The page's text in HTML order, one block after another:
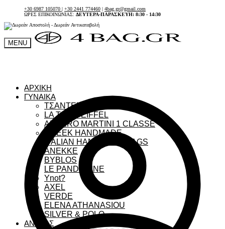
+30 6987 105070 | +30 2441 774460 | 4bag.gr@gmail.com
ΩΡΕΣ ΕΠΙΚΟΙΝΩΝΙΑΣ: ΔΕΥΤΕΡΑ-ΠΑΡΑΣΚΕΥΗ: 8:30 - 14:30
MENU
ΑΡΧΙΚΗ
ΓΥΝΑΙΚΑ
ΤΣΑΝΤΕΣ ΓΥΝΑΙΚΕΙΕΣ
LA TOUR EIFFEL
ALVIERO MARTINI 1 CLASSE
GREEK HANDMADE
ITALIAN HANDMADE BAGS
ANEKKE
BYBLOS
LE PANDORINE
Ynot?
AXEL
VERDE
ELENA ATHANASIOU
SILVER & POLO
ΑΝΔΡΑΣ